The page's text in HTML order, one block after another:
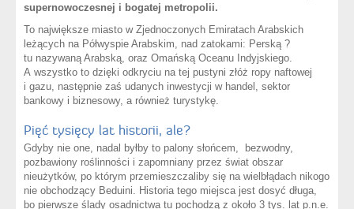
supernowoczesnej i bogatej metropolii.
To największe miasto w Zjednoczonych Emiratach Arabskich
leżących na Półwyspie Arabskim, nad zatokami: Perską ?
tu nazywaną Arabską, oraz Omańską Oceanu Indyjskiego.
A wszystko to dzięki odkryciu na tej pustyni złóż ropy naftowej
i gazu, następnie zaś udanych inwestycji w handel, sektor
bankowy i biznesowy, a również turystykę.
Pięć tysięcy lat historii, ale?
Gdyby nie one, nadal byłby to palony słońcem, bezwodny,
pozbawiony roślinności i zapomniany przez świat obszar
nieużytków, po którym przemieszczaliby się na wielbłądach nikogo
nie obchodzący Beduini. Historia tego miejsca jest dosyć długa,
bo pierwsze ślady osadnictwa tu pochodzą z około 3 tys. lat p.n.e.